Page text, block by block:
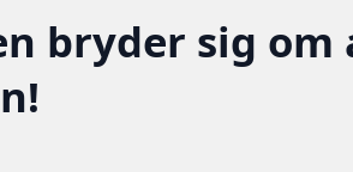
bryder sig om